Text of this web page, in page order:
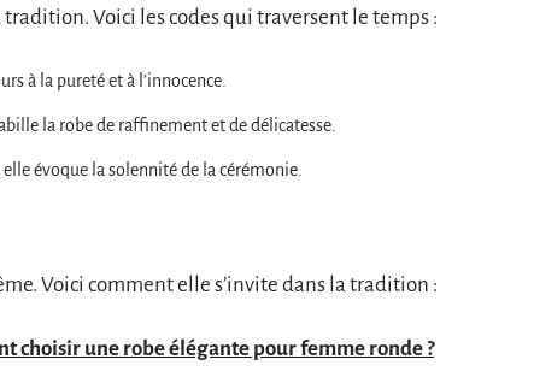
Voici les codes qui traversent le temps :
à la pureté et à l’innocence.
la robe de raffinement et de délicatesse.
évoque la solennité de la cérémonie.
Voici comment elle s’invite dans la tradition :
choisir une robe élégante pour femme ronde ?